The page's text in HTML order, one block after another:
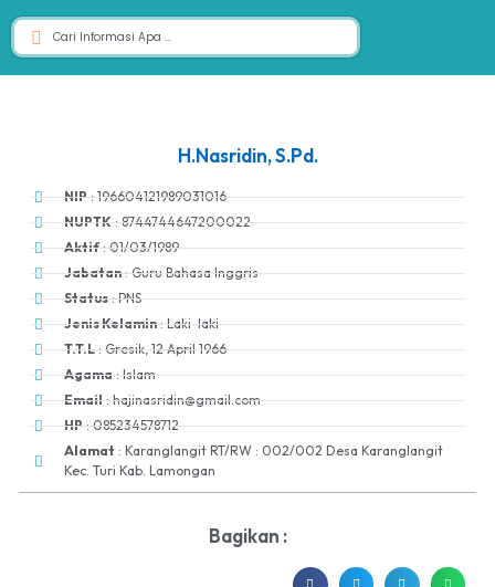
H.Nasridin, S.Pd.
NIP: 196604121989031016
NUPTK: 8744744647200022
Aktif: 01/03/1989
Jabatan: Guru Bahasa Inggris
Status: PNS
Jenis Kelamin: Laki-laki
T.T.L: Gresik, 12 April 1966
Agama: Islam
Email: hajinasridin@gmail.com
HP: 085234578712
Alamat : Karanglangit RT/RW : 002/002 Desa Karanglangit
Kec. Turi Kab. Lamongan
Bagikan :